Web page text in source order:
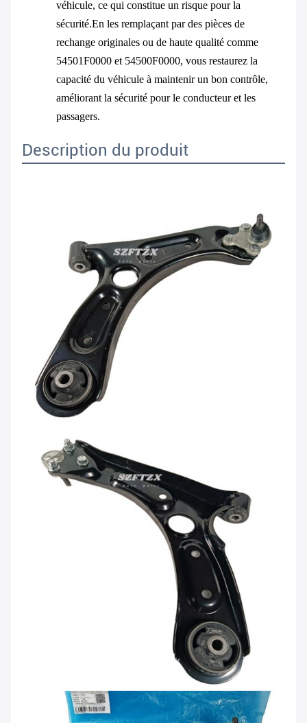
véhicule, ce qui constitue un risque pour la
sécurité.En les remplaçant par des pièces de
rechange originales ou de haute qualité comme
54501F0000 et 54500F0000, vous restaurez la
capacité du véhicule à maintenir un bon contrôle,
améliorant la sécurité pour le conducteur et les
passagers.
Description du produit